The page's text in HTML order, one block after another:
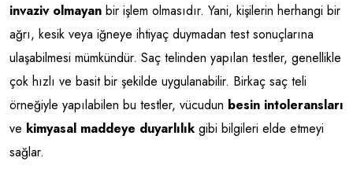
invaziv olmayan bir işlem olmasıdır. Yani, kişilerin herhangi bir
ağrı, kesik veya iğneye ihtiyaç duymadan test sonuçlarına
ulaşabilmesi mümkündür. Saç telinden yapılan testler, genellikle
çok hızlı ve basit bir şekilde uygulanabilir. Birkaç saç teli
örneğiyle yapılabilen bu testler, vücudun besin intoleransları
ve kimyasal maddeye duyarlılıkgibi bilgileri elde etmeyi
sağlar.